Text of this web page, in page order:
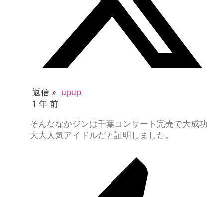
返信 » upup
1 年 前
そんななかジンは千葉コンサート完売で大成功
大大人気アイドルだと証明しました。